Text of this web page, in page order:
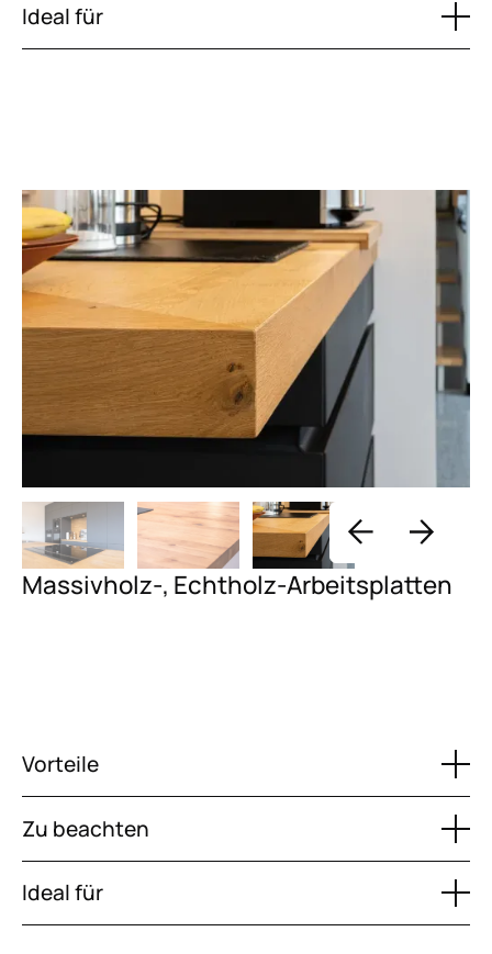
Ideal für
Massivholz-, Echtholz-Arbeitsplatten
Vorteile
Zu beachten
Ideal für